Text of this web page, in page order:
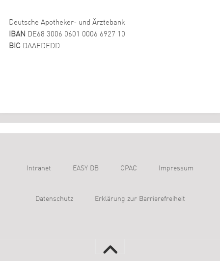
Deutsche Apotheker- und Ärztebank
IBAN DE68 3006 0601 0006 6927 10
BIC DAAEDEDD
Intranet EASY DB OPAC Impressum
Datenschutz Erklärung zur Barrierefreiheit